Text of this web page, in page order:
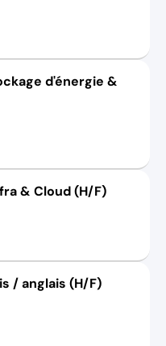
d'énergie &
& Cloud (H/F)
/ anglais (H/F)